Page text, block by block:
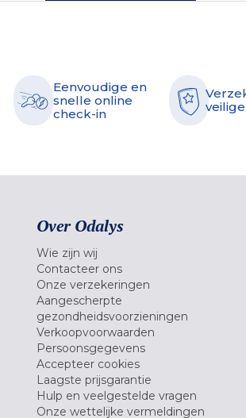
Eenvoudige en
snelle online
check-in
Over Odalys
Wie zijn wij
Contacteer ons
Onze verzekeringen
Aangescherpte
gezondheidsvoorzieningen
Verkoopvoorwaarden
Persoonsgegevens
Accepteer cookies
Laagste prijsgarantie
Hulp en veelgestelde vragen
Onze wettelijke vermeldingen